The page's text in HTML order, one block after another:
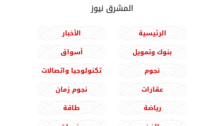
المشرق نيوز
الرئيسية
الأخبار
بنوك وتمويل
أسواق
نجوم
تكنولوجيا واتصالات
عقارات
نجوم زمان
رياضة
طاقة